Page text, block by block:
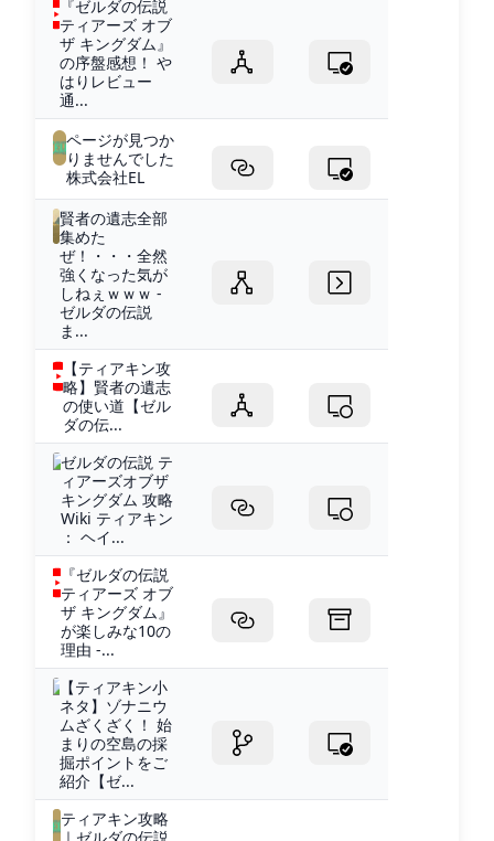
『ゼルダの伝説
ティアーズ オブ
ザ キングダム』
の序盤感想！ や
はりレビュー
通...
ページが見つか
りませんでした
株式会社EL
賢者の遺志全部
集めた
ぜ！・・・全然
強くなった気が
しねぇｗｗｗ -
ゼルダの伝説
ま...
【ティアキン攻
略】賢者の遺志
の使い道【ゼル
ダの伝...
ゼルダの伝説 テ
ィアーズオブザ
キングダム 攻略
Wiki ティアキン
： ヘイ...
『ゼルダの伝説
ティアーズ オブ
ザ キングダム』
が楽しみな10の
理由 -...
【ティアキン小
ネタ】ゾナニウ
ムざくざく！ 始
まりの空島の採
掘ポイントをご
紹介【ゼ...
ティアキン攻略